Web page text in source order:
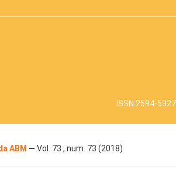
ISSN 2594-5327
ABM — Vol. 73 , num. 73 (2018)